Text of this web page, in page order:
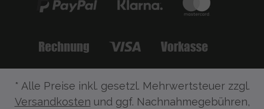
* Alle Preise inkl. gesetzl. Mehrwertsteuer zzgl.
Versandkosten und ggf. Nachnahmegebühren,